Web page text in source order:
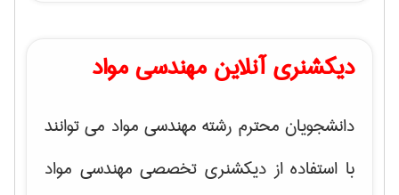
دیکشنری آنلاین مهندسی مواد
دانشجویان محترم رشته مهندسی مواد می توانند
با استفاده از دیکشنری تخصصی مهندسی مواد